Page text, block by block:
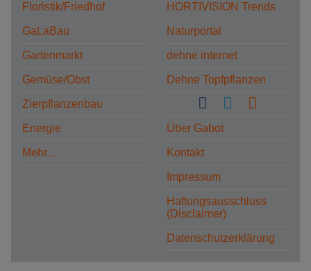
Floristik/Friedhof
GaLaBau
Gartenmarkt
Gemüse/Obst
Zierpflanzenbau
Energie
Mehr...
HORTIVISION Trends
Naturportal
dehne internet
Dehne Topfpflanzen
Über Gabot
Kontakt
Impressum
Haftungsausschluss
(Disclaimer)
Datenschutzerklärung